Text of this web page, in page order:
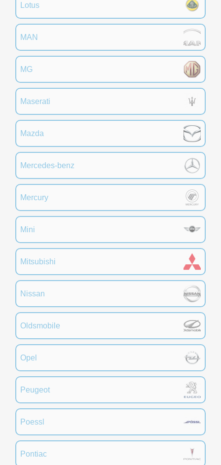
Lotus
MAN
MG
Maserati
Mazda
Mercedes-benz
Mercury
Mini
Mitsubishi
Nissan
Oldsmobile
Opel
Peugeot
Poessl
Pontiac